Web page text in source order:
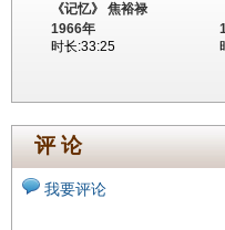
《记忆》 焦裕禄
1966年
时长:33:25
评 论
我要评论